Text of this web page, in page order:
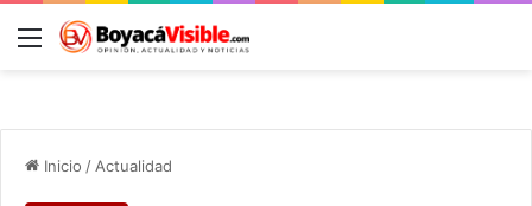
Menú
Inicio / Actualidad